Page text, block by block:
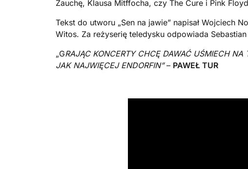
Zauchę, Klausa Mitffocha, czy The Cure i Pink
Tekst do utworu „Sen na jawie” napisał Wojciech
Witos. Za reżyserię teledysku odpowiada
„GRAJĄC KONCERTY CHCĘ DAWAĆ UŚMIECH NA
JAK NAJWIĘCEJ ENDORFIN”– PAWEŁ TUR